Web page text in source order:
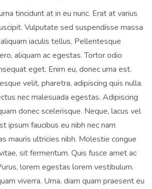
tincidunt at in eu nunc. Erat at varius
Vulputate sed suspendisse massa
iaculis tellus. Pellentesque
aliquam ac egestas. Tortor odio
eget. Enim eu, donec urna est.
velit, pharetra, adipiscing quis nulla.
nec malesuada egestas. Adipiscing
donec scelerisque. Neque, lacus vel
ipsum faucibus eu nibh nec nam
mauris ultricies nibh. Molestie congue
sit fermentum. Quis fusce amet ac
lorem egestas lorem vestibulum.
viverra. Urna, diam quam praesent eu